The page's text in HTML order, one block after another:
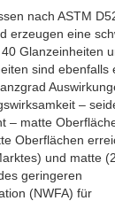
nach ASTM
erzeugen eine
Glanzeinheiten
sind ebenfalls
–
– matte
Oberflächen
und matte
geringeren
(NWFA) für